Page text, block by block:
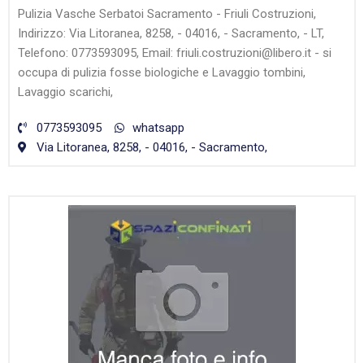
Pulizia Vasche Serbatoi Sacramento - Friuli Costruzioni,
Indirizzo: Via Litoranea, 8258, - 04016, - Sacramento, - LT,
Telefono: 0773593095, Email: friuli.costruzioni@libero.it - si
occupa di pulizia fosse biologiche e Lavaggio tombini,
Lavaggio scarichi,
0773593095
whatsapp
Via Litoranea, 8258, - 04016, - Sacramento,